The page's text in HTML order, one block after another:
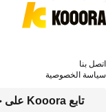
تابع Kooora على جوجل
اتصل بنا
سياسة الخصوصية